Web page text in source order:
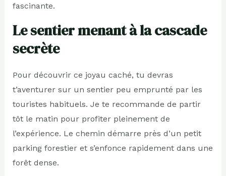
fascinante.
Le sentier menant à la cascade
secrète
Pour découvrir ce joyau caché, tu devras
t’aventurer sur un sentier peu emprunté par les
touristes habituels. Je te recommande de partir
tôt le matin pour profiter pleinement de
l’expérience. Le chemin démarre près d’un petit
parking forestier et s’enfonce rapidement dans une
forêt dense.